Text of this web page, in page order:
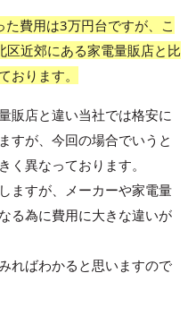
費用は3万円台ですが、こ
近郊にある家電量販店と比
おります。
販店と違い当社では格安に
すが、今回の場合でいうと
く異なっております。
ますが、メーカーや家電量
る為に費用に大きな違いが
ればわかると思いますので